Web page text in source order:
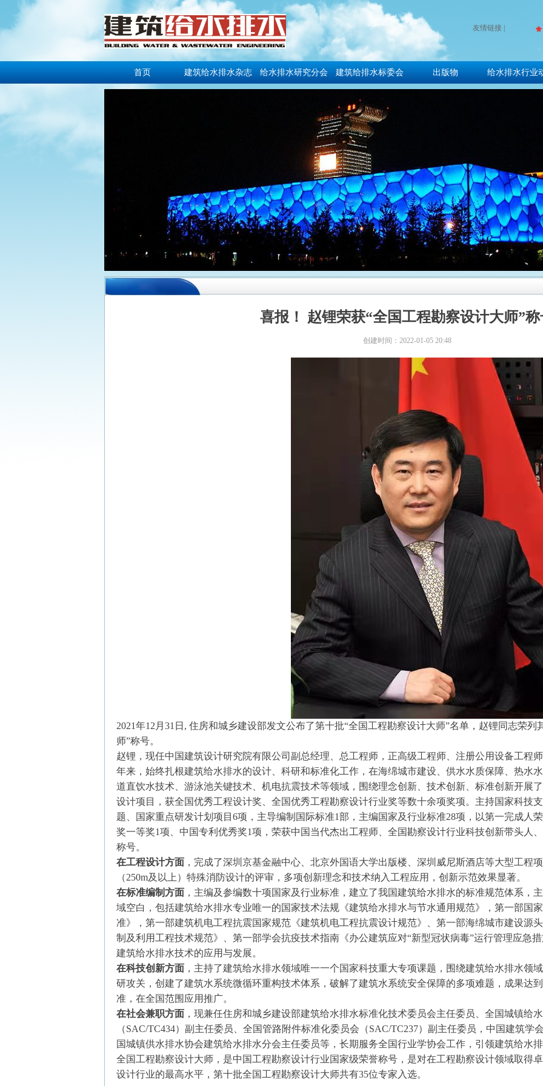
友情链接 끄
首页 建筑给水排水杂志 给水排水研究分会 建筑给排水标委会 出版物 给水排水行业
喜报！ 赵锂荣获“全国工程勘察设计大师”称
创建时间： 2022-01-05 20:48
2021年12月31日, 住房和城乡建设部发文公布了第十批“全国工程勘察设计大师”名单，赵锂同志荣列
师”称号。
赵锂，现任中国建筑设计研究院有限公司副总经理、总工程师，正高级工程师、注册公用设备工程
年来，始终扎根建筑给水排水的设计、科研和标准化工作，在海绵城市建设、供水水质保障、热水
道直饮水技术、游泳池关键技术、机电抗震技术等领域，围绕理念创新、技术创新、标准创新开展
设计项目，获全国优秀工程设计奖、全国优秀工程勘察设计行业奖等数十余项奖项。主持国家科技
题、国家重点研发计划项目6项，主导编制国际标准1部，主编国家及行业标准28项，以第一完成人
奖一等奖1项、中国专利优秀奖1项，荣获中国当代杰出工程师、全国勘察设计行业科技创新带头人
称号。
在工程设计方面 ，完成了深圳京基金融中心、北京外国语大学出版楼、深圳威尼斯酒店等大型工程
（250m及以上）特殊消防设计的评审，多项创新理念和技术纳入工程应用，创新示范效果显著。
在标准编制方面 ，主编及参编数十项国家及行业标准，建立了我国建筑给水排水的标准规范体系，
域空白，包括建筑给水排水专业唯一的国家技术法规《建筑给水排水与节水通用规范》，第一部国
准》，第一部建筑机电工程抗震国家规范《建筑机电工程抗震设计规范》、第一部海绵城市建设源
制及利用工程技术规范》、第一部学会抗疫技术指南《办公建筑应对“新型冠状病毒”运行管理应急
建筑给水排水技术的应用与发展。
在科技创新方面 ，主持了建筑给水排水领域唯一一个国家科技重大专项课题，围绕建筑给水排水领
研攻关，创建了建筑水系统微循环重构技术体系，破解了建筑水系统安全保障的多项难题，成果达
准，在全国范围应用推广。
在社会兼职方面 ，现兼任住房和城乡建设部建筑给水排水标准化技术委员会主任委员、全国城镇给
（SAC/TC434）副主任委员、全国管路附件标准化委员会（SAC/TC237）副主任委员，中国建筑学
国城镇供水排水协会建筑给水排水分会主任委员等，长期服务全国行业学协会工作，引领建筑给水
全国工程勘察设计大师，是中国工程勘察设计行业国家级荣誉称号，是对在工程勘察设计领域取得
设计行业的最高水平，第十批全国工程勘察设计大师共有35位专家入选。